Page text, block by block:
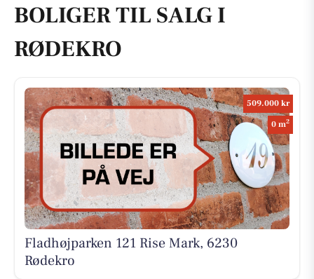
BOLIGER TIL SALG I
RØDEKRO
509.000 kr
0 m2
Fladhøjparken 121 Rise Mark, 6230
Rødekro